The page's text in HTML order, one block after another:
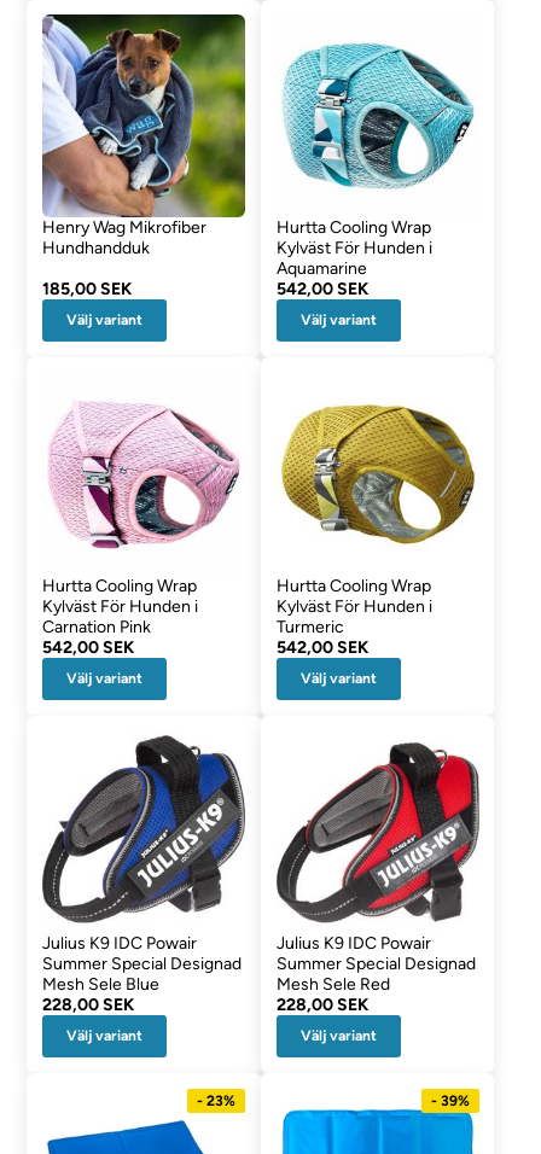
Henry Wag Mikrofiber
Hundhandduk
185,00 SEK
Välj variant
Hurtta Cooling Wrap
Kylväst För Hunden i
Aquamarine
542,00 SEK
Välj variant
Hurtta Cooling Wrap
Kylväst För Hunden i
Carnation Pink
542,00 SEK
Välj variant
Hurtta Cooling Wrap
Kylväst För Hunden i
Turmeric
542,00 SEK
Välj variant
Julius K9 IDC Powair
Summer Special Designad
Mesh Sele Blue
228,00 SEK
Välj variant
Julius K9 IDC Powair
Summer Special Designad
Mesh Sele Red
228,00 SEK
Välj variant
- 23% - 39%